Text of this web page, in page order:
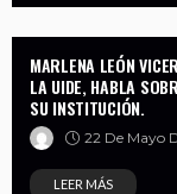
MARLENA LEÓN
LA UIDE, HABLA
SU INSTITUCIÓN.
22 De Mayo
LEER MÁS